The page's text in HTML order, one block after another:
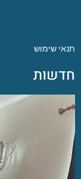
תנאי שימוש
חדשות